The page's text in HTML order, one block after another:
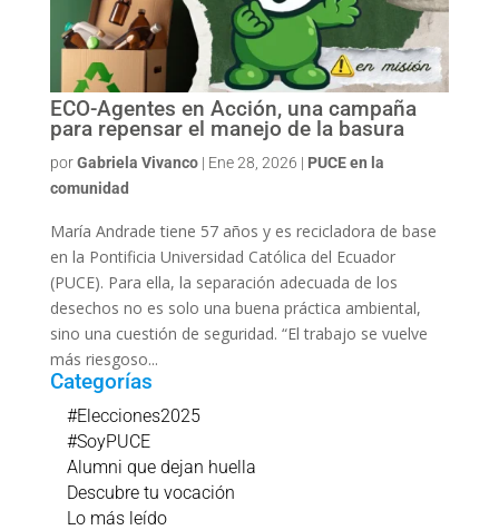
ECO-Agentes en Acción, una campaña
para repensar el manejo de la basura
porGabriela Vivanco| Ene 28, 2026 | PUCE en la
comunidad
María Andrade tiene 57 años y es recicladora de base
en la Pontificia Universidad Católica del Ecuador
(PUCE). Para ella, la separación adecuada de los
desechos no es solo una buena práctica ambiental,
sino una cuestión de seguridad. “El trabajo se vuelve
más riesgoso...
Categorías
#Elecciones2025
#SoyPUCE
Alumni que dejan huella
Descubre tu vocación
Lo más leído